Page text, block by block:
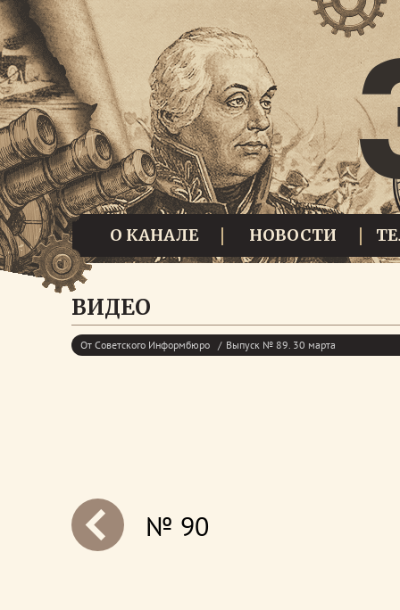
О КАНАЛЕ НОВОСТИ
ВИДЕО
От Советского Информбюро Выпуск № 89. 30 марта
№ 90